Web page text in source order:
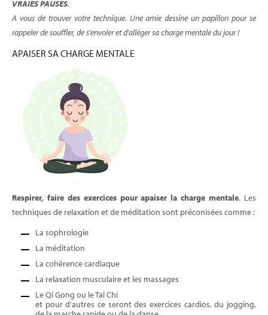
VRAIES PAUSES.
A vous de trouver votre technique. Une amie dessine un papillon pour se
rappeler de souffler, de s'envoler et d'alléger sa charge mentale du jour !
APAISER SA CHARGE MENTALE
Respirer, faire des exercices pour apaiser la charge mentale. Les
techniques de relaxation et de méditation sont préconisées comme :
La sophrologie
La méditation
La cohérence cardiaque
La relaxation musculaire et les massages
Le Qi Gong ou le Tai Chi
et pour d'autres ce seront des exercices cardios, du jogging,